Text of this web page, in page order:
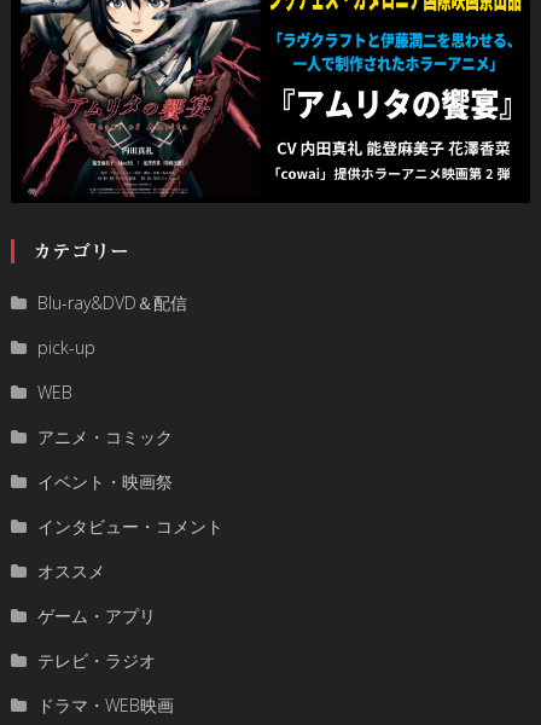
カテゴリー
Blu-ray&DVD＆配信
pick-up
WEB
アニメ・コミック
イベント・映画祭
インタビュー・コメント
オススメ
ゲーム・アプリ
テレビ・ラジオ
ドラマ・WEB映画